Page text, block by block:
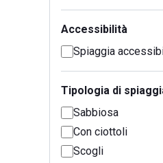
Accessibilità
Spiaggia
Tipologia di
Sabbiosa
Con ciottoli
Scogli